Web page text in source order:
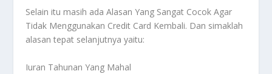
Selain itu masih adaAlasan Yang Sangat Cocok Agar
Tidak Menggunakan Credit Card Kembali. Dan simaklah
alasan tepat selanjutnya yaitu:
Iuran Tahunan Yang Mahal